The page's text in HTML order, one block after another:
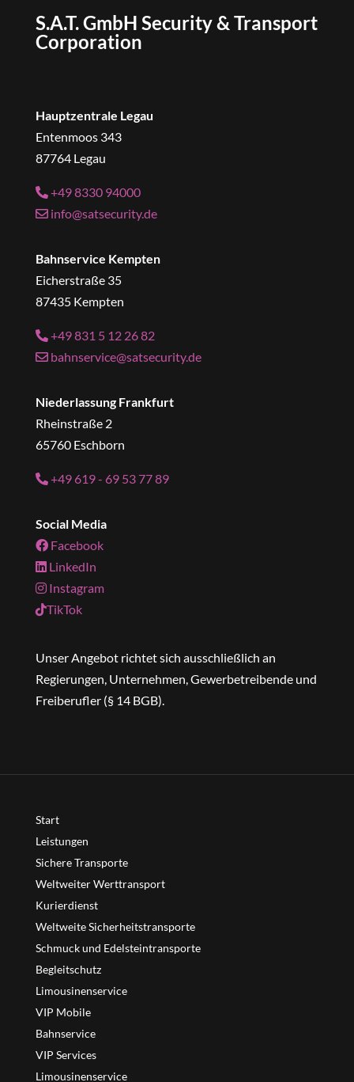
S.A.T. GmbH Security & Transport
Corporation
Hauptzentrale Legau
Entenmoos 343
87764 Legau
+49 8330 94000
info@satsecurity.de
Bahnservice Kempten
Eicherstraße 35
87435 Kempten
+49 831 5 12 26 82
bahnservice@satsecurity.de
Niederlassung Frankfurt
Rheinstraße 2
65760 Eschborn
+49 619 - 69 53 77 89
Social Media
Facebook
LinkedIn
Instagram
TikTok
Unser Angebot richtet sich ausschließlich an
Regierungen, Unternehmen, Gewerbetreibende und
Freiberufler (§ 14 BGB).
Start
Leistungen
Sichere Transporte
Weltweiter Werttransport
Kurierdienst
Weltweite Sicherheitstransporte
Schmuck und Edelsteintransporte
Begleitschutz
Limousinenservice
VIP Mobile
Bahnservice
VIP Services
Limousinenservice